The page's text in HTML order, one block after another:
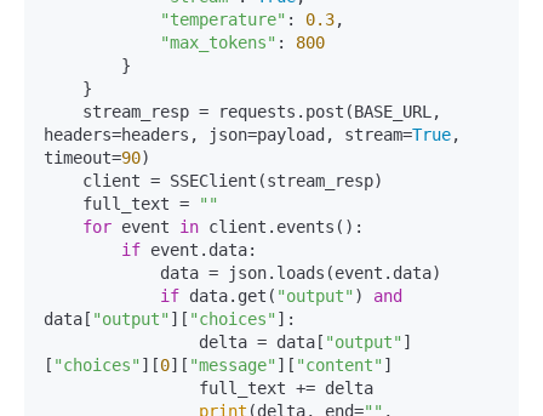
"temperature" : 0.3,
"max_tokens" : 800
headers=headers, json=payload, stream=True,
timeout=90)
    full_text =
""
for event in client.events():
if event.data:
if data.get( "output" ) and
data[ "output" ][ "choices" ]:
                delta = data[
"output" ]
[ "choices" ][0][ "message" ][ "content" ]
print (delta, end="" ,